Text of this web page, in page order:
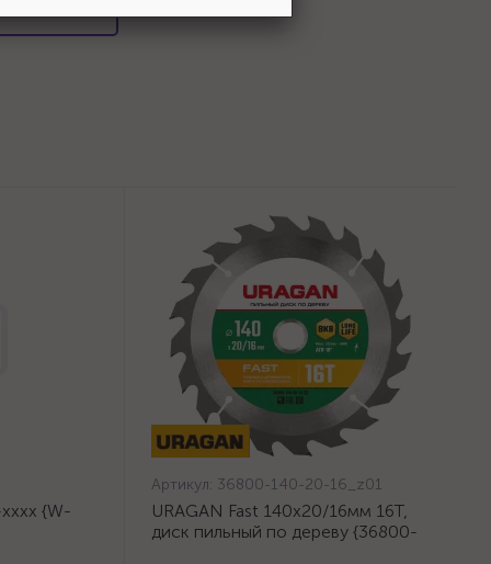
{W-
Артикул: 36800-140-20-16_z01
URAGAN Fast 140x20/16мм 16Т,
диск пильный по дереву {36800-